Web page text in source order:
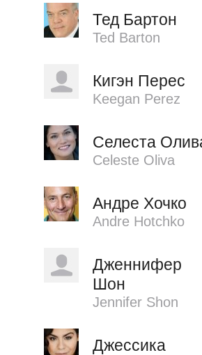
Тед Бартон
Ted Barton
Кигэн Перес
Keegan Perez
Селеста
Celeste Oliva
Андре Хочко
Andre Hotchko
Дженнифер
Шон
Jennifer Shon
Джессика